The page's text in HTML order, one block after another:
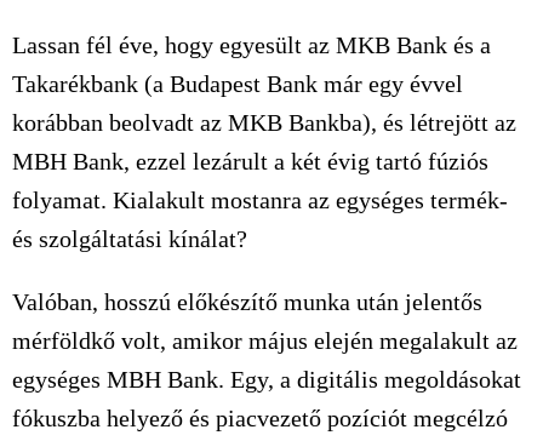
Lassan fél éve, hogy egyesült az MKB Bank és a
Takarékbank (a Budapest Bank már egy évvel
korábban beolvadt az MKB Bankba), és létrejött az
MBH Bank, ezzel lezárult a két évig tartó fúziós
folyamat. Kialakult mostanra az egységes termék-
és szolgáltatási kínálat?
Valóban, hosszú előkészítő munka után jelentős
mérföldkő volt, amikor május elején megalakult az
egységes MBH Bank. Egy, a digitális megoldásokat
fókuszba helyező és piacvezető pozíciót megcélzó